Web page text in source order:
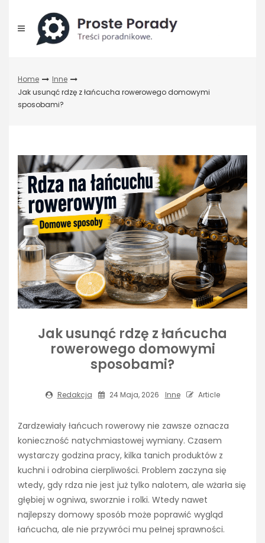
content
Home
Inne
Jak usunąć rdzę z łańcucha rowerowego domowymi
sposobami?
Jak usunąć rdzę z łańcucha
rowerowego domowymi
sposobami?
Redakcja 24 Maja, 2026 Inne Article
Zardzewiały łańcuch rowerowy nie zawsze oznacza
konieczność natychmiastowej wymiany. Czasem
wystarczy godzina pracy, kilka tanich produktów z
kuchni i odrobina cierpliwości. Problem zaczyna się
wtedy, gdy rdza nie jest już tylko nalotem, ale wżarła się
głębiej w ogniwa, sworznie i rolki. Wtedy nawet
najlepszy domowy sposób może poprawić wygląd
łańcucha, ale nie przywróci mu pełnej sprawności.